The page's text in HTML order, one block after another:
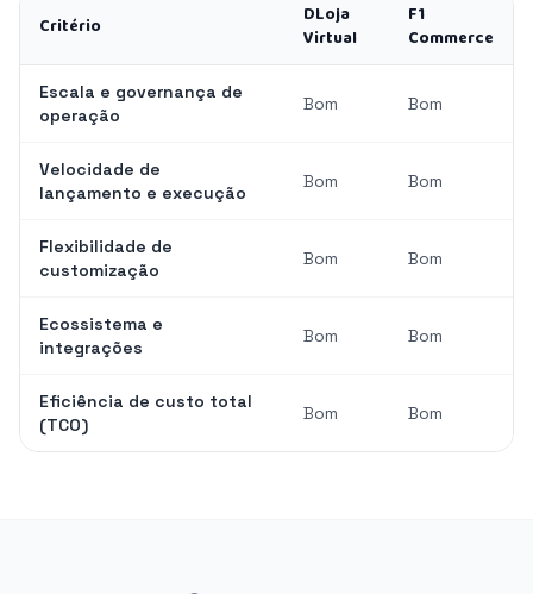
Critério
DLoja
Virtual
F1
Commerce
Escala e governança de
operação
Bom Bom
Velocidade de
lançamento e execução
Bom Bom
Flexibilidade de
customização
Bom Bom
Ecossistema e
integrações
Bom Bom
Eficiência de custo total
(TCO)
Bom Bom